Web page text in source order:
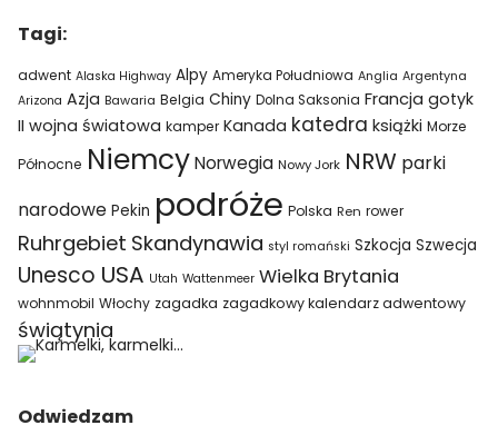
Tagi:
adwent Alaska Highway Alpy Ameryka Południowa Anglia Argentyna
Arizona Azja Bawaria Belgia Chiny Dolna Saksonia Francja gotyk
II wojna światowa kamper Kanada katedra książki Morze
Północne Niemcy Norwegia Nowy Jork NRW parki
narodowe Pekin podróże Polska Ren rower
Ruhrgebiet Skandynawia styl romański Szkocja Szwecja
Unesco USA Utah Wattenmeer Wielka Brytania
wohnmobil Włochy zagadka zagadkowy kalendarz adwentowy
świątynia
Odwiedzam